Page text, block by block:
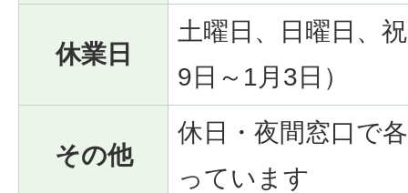
休業日
土曜日、日曜日、
9日～1月3日）
その他
休日・夜間窓口で
っています